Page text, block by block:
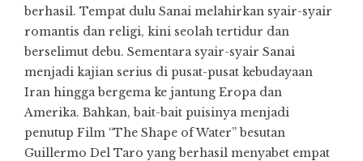
berhasil. Tempat dulu Sanai melahirkan syair-syair
romantis dan religi, kini seolah tertidur dan
berselimut debu. Sementara syair-syair Sanai
menjadi kajian serius di pusat-pusat kebudayaan
Iran hingga bergema ke jantung Eropa dan
Amerika. Bahkan, bait-bait puisinya menjadi
penutup Film “The Shape of Water” besutan
Guillermo Del Taro yang berhasil menyabet empat